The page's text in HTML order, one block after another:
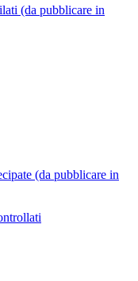
(da pubblicare in
(da pubblicare in